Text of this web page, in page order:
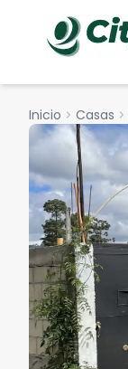
Inicio chevron_right Casas chevron_right